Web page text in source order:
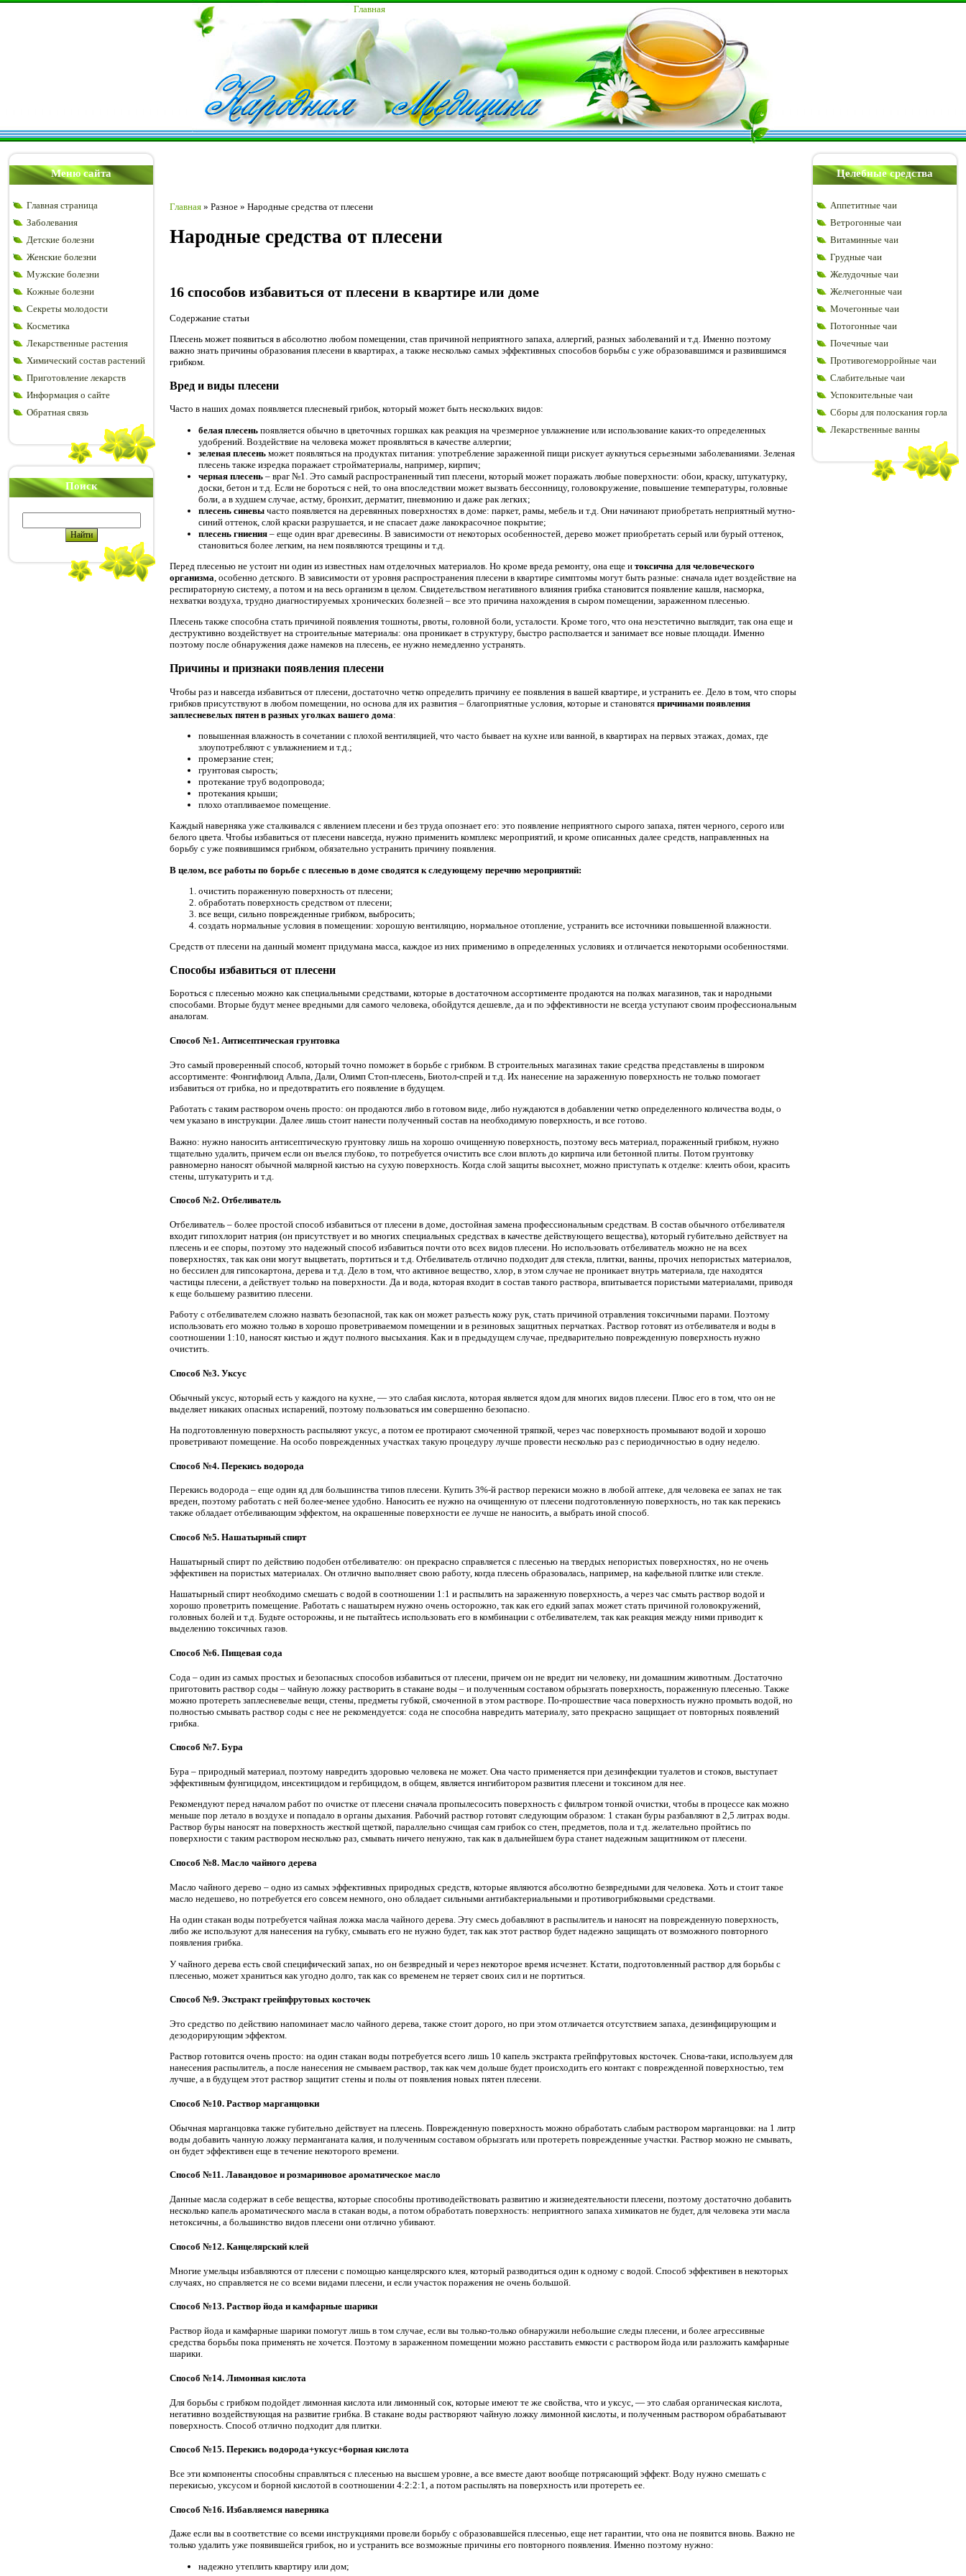
Главная
Меню сайта
Главная страница
Заболевания
Детские болезни
Женские болезни
Мужские болезни
Кожные болезни
Секреты молодости
Косметика
Лекарственные растения
Химический состав растений
Приготовление лекарств
Информация о сайте
Обратная связь
Поиск
Главная » Разное » Народные средства от плесени
Народные средства от плесени
16 способов избавиться от плесени в квартире или доме
Содержание статьи
Плесень может появиться в абсолютно любом помещении, став причиной неприятного запаха, аллергий, разных заболеваний и т.д. Именно поэтому
важно знать причины образования плесени в квартирах, а также несколько самых эффективных способов борьбы с уже образовавшимся и развившимся
грибком.
Вред и виды плесени
Часто в наших домах появляется плесневый грибок, который может быть нескольких видов:
белая плесень появляется обычно в цветочных горшках как реакция на чрезмерное увлажнение или использование каких-то определенных
удобрений. Воздействие на человека может проявляться в качестве аллергии;
зеленая плесень может появляться на продуктах питания: употребление зараженной пищи рискует аукнуться серьезными заболеваниями. Зеленая
плесень также изредка поражает стройматериалы, например, кирпич;
черная плесень – враг №1. Это самый распространенный тип плесени, который может поражать любые поверхности: обои, краску, штукатурку,
доски, бетон и т.д. Если не бороться с ней, то она впоследствии может вызвать бессонницу, головокружение, повышение температуры, головные
боли, а в худшем случае, астму, бронхит, дерматит, пневмонию и даже рак легких;
плесень синевы часто появляется на деревянных поверхностях в доме: паркет, рамы, мебель и т.д. Они начинают приобретать неприятный мутно-
синий оттенок, слой краски разрушается, и не спасает даже лакокрасочное покрытие;
плесень гниения – еще один враг древесины. В зависимости от некоторых особенностей, дерево может приобретать серый или бурый оттенок,
становиться более легким, на нем появляются трещины и т.д.
Перед плесенью не устоит ни один из известных нам отделочных материалов. Но кроме вреда ремонту, она еще и токсична для человеческого
организма, особенно детского. В зависимости от уровня распространения плесени в квартире симптомы могут быть разные: сначала идет воздействие на
респираторную систему, а потом и на весь организм в целом. Свидетельством негативного влияния грибка становится появление кашля, насморка,
нехватки воздуха, трудно диагностируемых хронических болезней – все это причина нахождения в сыром помещении, зараженном плесенью.
Плесень также способна стать причиной появления тошноты, рвоты, головной боли, усталости. Кроме того, что она неэстетично выглядит, так она еще и
деструктивно воздействует на строительные материалы: она проникает в структуру, быстро расползается и занимает все новые площади. Именно
поэтому после обнаружения даже намеков на плесень, ее нужно немедленно устранять.
Причины и признаки появления плесени
Чтобы раз и навсегда избавиться от плесени, достаточно четко определить причину ее появления в вашей квартире, и устранить ее. Дело в том, что споры
грибков присутствуют в любом помещении, но основа для их развития – благоприятные условия, которые и становятся причинами появления
заплесневелых пятен в разных уголках вашего дома:
повышенная влажность в сочетании с плохой вентиляцией, что часто бывает на кухне или ванной, в квартирах на первых этажах, домах, где
злоупотребляют с увлажнением и т.д.;
промерзание стен;
грунтовая сырость;
протекание труб водопровода;
протекания крыши;
плохо отапливаемое помещение.
Каждый наверняка уже сталкивался с явлением плесени и без труда опознает его: это появление неприятного сырого запаха, пятен черного, серого или
белого цвета. Чтобы избавиться от плесени навсегда, нужно применить комплекс мероприятий, и кроме описанных далее средств, направленных на
борьбу с уже появившимся грибком, обязательно устранить причину появления.
В целом, все работы по борьбе с плесенью в доме сводятся к следующему перечню мероприятий:
очистить пораженную поверхность от плесени;
обработать поверхность средством от плесени;
все вещи, сильно поврежденные грибком, выбросить;
создать нормальные условия в помещении: хорошую вентиляцию, нормальное отопление, устранить все источники повышенной влажности.
Средств от плесени на данный момент придумана масса, каждое из них применимо в определенных условиях и отличается некоторыми особенностями.
Способы избавиться от плесени
Бороться с плесенью можно как специальными средствами, которые в достаточном ассортименте продаются на полках магазинов, так и народными
способами. Вторые будут менее вредными для самого человека, обойдутся дешевле, да и по эффективности не всегда уступают своим профессиональным
аналогам.
Способ №1. Антисептическая грунтовка
Это самый проверенный способ, который точно поможет в борьбе с грибком. В строительных магазинах такие средства представлены в широком
ассортименте: Фонгифлюид Альпа, Дали, Олимп Стоп-плесень, Биотол-спрей и т.д. Их нанесение на зараженную поверхность не только помогает
избавиться от грибка, но и предотвратить его появление в будущем.
Работать с таким раствором очень просто: он продаются либо в готовом виде, либо нуждаются в добавлении четко определенного количества воды, о
чем указано в инструкции. Далее лишь стоит нанести полученный состав на необходимую поверхность, и все готово.
Важно: нужно наносить антисептическую грунтовку лишь на хорошо очищенную поверхность, поэтому весь материал, пораженный грибком, нужно
тщательно удалить, причем если он въелся глубоко, то потребуется очистить все слои вплоть до кирпича или бетонной плиты. Потом грунтовку
равномерно наносят обычной малярной кистью на сухую поверхность. Когда слой защиты высохнет, можно приступать к отделке: клеить обои, красить
стены, штукатурить и т.д.
Способ №2. Отбеливатель
Отбеливатель – более простой способ избавиться от плесени в доме, достойная замена профессиональным средствам. В состав обычного отбеливателя
входит гипохлорит натрия (он присутствует и во многих специальных средствах в качестве действующего вещества), который губительно действует на
плесень и ее споры, поэтому это надежный способ избавиться почти ото всех видов плесени. Но использовать отбеливатель можно не на всех
поверхностях, так как они могут выцветать, портиться и т.д. Отбеливатель отлично подходит для стекла, плитки, ванны, прочих непористых материалов,
но бессилен для гипсокартона, дерева и т.д. Дело в том, что активное вещество, хлор, в этом случае не проникает внутрь материала, где находятся
частицы плесени, а действует только на поверхности. Да и вода, которая входит в состав такого раствора, впитывается пористыми материалами, приводя
к еще большему развитию плесени.
Работу с отбеливателем сложно назвать безопасной, так как он может разъесть кожу рук, стать причиной отравления токсичными парами. Поэтому
использовать его можно только в хорошо проветриваемом помещении и в резиновых защитных перчатках. Раствор готовят из отбеливателя и воды в
соотношении 1:10, наносят кистью и ждут полного высыхания. Как и в предыдущем случае, предварительно поврежденную поверхность нужно
очистить.
Способ №3. Уксус
Обычный уксус, который есть у каждого на кухне, — это слабая кислота, которая является ядом для многих видов плесени. Плюс его в том, что он не
выделяет никаких опасных испарений, поэтому пользоваться им совершенно безопасно.
На подготовленную поверхность распыляют уксус, а потом ее протирают смоченной тряпкой, через час поверхность промывают водой и хорошо
проветривают помещение. На особо поврежденных участках такую процедуру лучше провести несколько раз с периодичностью в одну неделю.
Способ №4. Перекись водорода
Перекись водорода – еще один яд для большинства типов плесени. Купить 3%-й раствор перекиси можно в любой аптеке, для человека ее запах не так
вреден, поэтому работать с ней более-менее удобно. Наносить ее нужно на очищенную от плесени подготовленную поверхность, но так как перекись
также обладает отбеливающим эффектом, на окрашенные поверхности ее лучше не наносить, а выбрать иной способ.
Способ №5. Нашатырный спирт
Нашатырный спирт по действию подобен отбеливателю: он прекрасно справляется с плесенью на твердых непористых поверхностях, но не очень
эффективен на пористых материалах. Он отлично выполняет свою работу, когда плесень образовалась, например, на кафельной плитке или стекле.
Нашатырный спирт необходимо смешать с водой в соотношении 1:1 и распылить на зараженную поверхность, а через час смыть раствор водой и
хорошо проветрить помещение. Работать с нашатырем нужно очень осторожно, так как его едкий запах может стать причиной головокружений,
головных болей и т.д. Будьте осторожны, и не пытайтесь использовать его в комбинации с отбеливателем, так как реакция между ними приводит к
выделению токсичных газов.
Способ №6. Пищевая сода
Сода – один из самых простых и безопасных способов избавиться от плесени, причем он не вредит ни человеку, ни домашним животным. Достаточно
приготовить раствор соды – чайную ложку растворить в стакане воды – и полученным составом обрызгать поверхность, пораженную плесенью. Также
можно протереть заплесневелые вещи, стены, предметы губкой, смоченной в этом растворе. По-прошествие часа поверхность нужно промыть водой, но
полностью смывать раствор соды с нее не рекомендуется: сода не способна навредить материалу, зато прекрасно защищает от повторных появлений
грибка.
Способ №7. Бура
Бура – природный материал, поэтому навредить здоровью человека не может. Она часто применяется при дезинфекции туалетов и стоков, выступает
эффективным фунгицидом, инсектицидом и гербицидом, в общем, является ингибитором развития плесени и токсином для нее.
Рекомендуют перед началом работ по очистке от плесени сначала пропылесосить поверхность с фильтром тонкой очистки, чтобы в процессе как можно
меньше пор летало в воздухе и попадало в органы дыхания. Рабочий раствор готовят следующим образом: 1 стакан буры разбавляют в 2,5 литрах воды.
Раствор буры наносят на поверхность жесткой щеткой, параллельно счищая сам грибок со стен, предметов, пола и т.д. желательно пройтись по
поверхности с таким раствором несколько раз, смывать ничего ненужно, так как в дальнейшем бура станет надежным защитником от плесени.
Способ №8. Масло чайного дерева
Масло чайного дерево – одно из самых эффективных природных средств, которые являются абсолютно безвредными для человека. Хоть и стоит такое
масло недешево, но потребуется его совсем немного, оно обладает сильными антибактериальными и противогрибковыми средствами.
На один стакан воды потребуется чайная ложка масла чайного дерева. Эту смесь добавляют в распылитель и наносят на поврежденную поверхность,
либо же используют для нанесения на губку, смывать его не нужно будет, так как этот раствор будет надежно защищать от возможного повторного
появления грибка.
У чайного дерева есть свой специфический запах, но он безвредный и через некоторое время исчезнет. Кстати, подготовленный раствор для борьбы с
плесенью, может храниться как угодно долго, так как со временем не теряет своих сил и не портиться.
Способ №9. Экстракт грейпфрутовых косточек
Это средство по действию напоминает масло чайного дерева, также стоит дорого, но при этом отличается отсутствием запаха, дезинфицирующим и
дезодорирующим эффектом.
Раствор готовится очень просто: на один стакан воды потребуется всего лишь 10 капель экстракта грейпфрутовых косточек. Снова-таки, используем для
нанесения распылитель, а после нанесения не смываем раствор, так как чем дольше будет происходить его контакт с поврежденной поверхностью, тем
лучше, а в будущем этот раствор защитит стены и полы от появления новых пятен плесени.
Способ №10. Раствор марганцовки
Обычная марганцовка также губительно действует на плесень. Поврежденную поверхность можно обработать слабым раствором марганцовки: на 1 литр
воды добавить чанную ложку перманганата калия, и полученным составом обрызгать или протереть поврежденные участки. Раствор можно не смывать,
он будет эффективен еще в течение некоторого времени.
Способ №11. Лавандовое и розмариновое ароматическое масло
Данные масла содержат в себе вещества, которые способны противодействовать развитию и жизнедеятельности плесени, поэтому достаточно добавить
несколько капель ароматического масла в стакан воды, а потом обработать поверхность: неприятного запаха химикатов не будет, для человека эти масла
нетоксичны, а большинство видов плесени они отлично убивают.
Способ №12. Канцелярский клей
Многие умельцы избавляются от плесени с помощью канцелярского клея, который разводиться один к одному с водой. Способ эффективен в некоторых
случаях, но справляется не со всеми видами плесени, и если участок поражения не очень большой.
Способ №13. Раствор йода и камфарные шарики
Раствор йода и камфарные шарики помогут лишь в том случае, если вы только-только обнаружили небольшие следы плесени, и более агрессивные
средства борьбы пока применять не хочется. Поэтому в зараженном помещении можно расставить емкости с раствором йода или разложить камфарные
шарики.
Способ №14. Лимонная кислота
Для борьбы с грибком подойдет лимонная кислота или лимонный сок, которые имеют те же свойства, что и уксус, — это слабая органическая кислота,
негативно воздействующая на развитие грибка. В стакане воды растворяют чайную ложку лимонной кислоты, и полученным раствором обрабатывают
поверхность. Способ отлично подходит для плитки.
Способ №15. Перекись водорода+уксус+борная кислота
Все эти компоненты способны справляться с плесенью на высшем уровне, а все вместе дают вообще потрясающий эффект. Воду нужно смешать с
перекисью, уксусом и борной кислотой в соотношении 4:2:2:1, а потом распылять на поверхность или протереть ее.
Способ №16. Избавляемся наверняка
Даже если вы в соответствие со всеми инструкциями провели борьбу с образовавшейся плесенью, еще нет гарантии, что она не появится вновь. Важно не
только удалить уже появившейся грибок, но и устранить все возможные причины его повторного появления. Именно поэтому нужно:
надежно утеплить квартиру или дом;
Целебные средства
Аппетитные чаи
Ветрогонные чаи
Витаминные чаи
Грудные чаи
Желудочные чаи
Желчегонные чаи
Мочегонные чаи
Потогонные чаи
Почечные чаи
Противогеморройные чаи
Слабительные чаи
Успокоительные чаи
Сборы для полоскания горла
Лекарственные ванны